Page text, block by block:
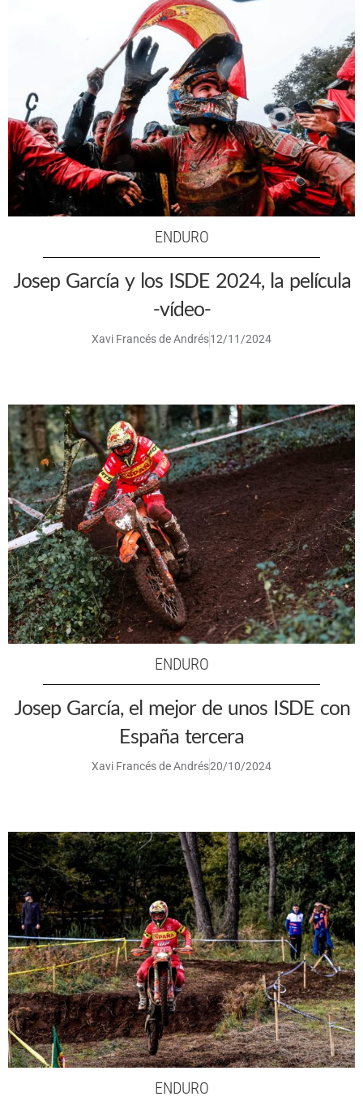
ENDURO
Josep García y los ISDE 2024, la película
-vídeo-
Xavi Francés de Andrés12/11/2024
ENDURO
Josep García, el mejor de unos ISDE con
España tercera
Xavi Francés de Andrés20/10/2024
ENDURO